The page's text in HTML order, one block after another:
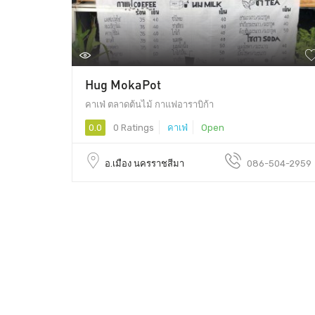
Hug MokaPot
คาเฟ่ ตลาดต้นไม้ กาแฟอาราบิก้า
0.0 0 Ratings คาเฟ่ Open
อ.เมือง นครราชสีมา 086-504-2959